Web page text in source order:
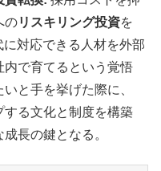
のリスキリング投資を
対応できる人材を外部
で育てるという覚悟
と手を挙げた際に、
する文化と制度を構築
長の鍵となる。